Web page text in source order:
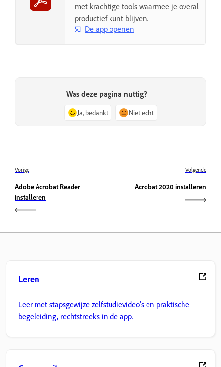
met krachtige tools waarmee je overal
productief kunt blijven.
De app openen
Was deze pagina nuttig?
Ja, bedankt Niet echt
Vorige
Adobe Acrobat Reader
installeren
Volgende
Acrobat 2020 installeren
Leren
Leer met stapsgewijze zelfstudievideo's en praktische
begeleiding, rechtstreeks in de app.